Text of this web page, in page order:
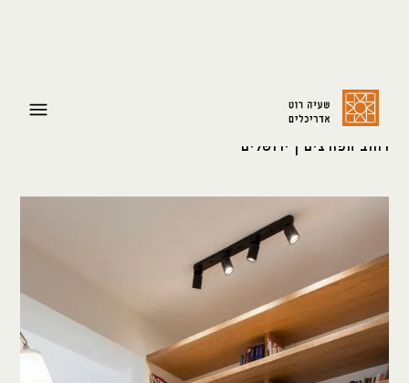
shayaroth@gmail.com
כתובת:
שלומציון המלכה 4
ירושלים
פרויקט מגורים
רחוב הפורצים | ירושלים